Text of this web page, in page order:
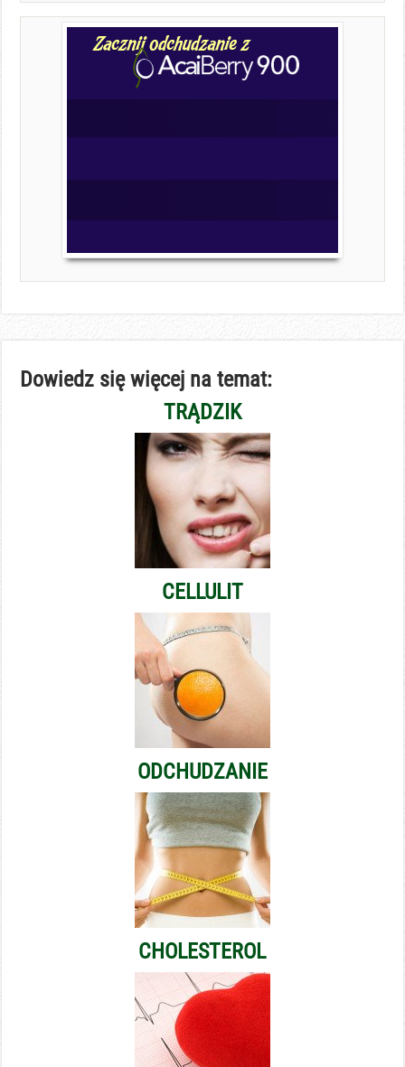
Dowiedz się więcej na temat:
TRĄDZIK
CELLULIT
ODCHUDZANIE
CHOLESTEROL